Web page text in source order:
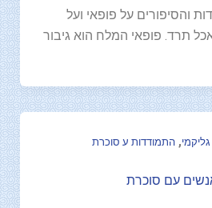
והסיפורים על פופאי ועל
תרד. פופאי המלח הוא גיבור
, התמודדות ע סוכרת
עם סוכרת